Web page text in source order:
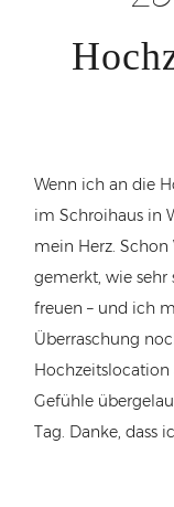
Wenn ich an die
im Schroihaus in
mein Herz.
gemerkt, wie sehr
freuen – und ich
Überraschung
Gefühle
Tag. Danke, dass